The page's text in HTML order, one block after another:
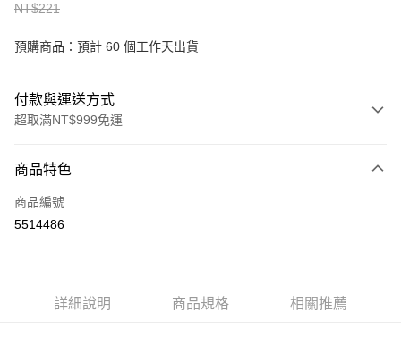
NT$221
預購商品：預計 60 個工作天出貨
付款與運送方式
超取滿NT$999免運
信用卡一次付款
超商取貨付款
街口支付
商品特色
商品編號
5514486
詳細說明 商品規格 相關推薦